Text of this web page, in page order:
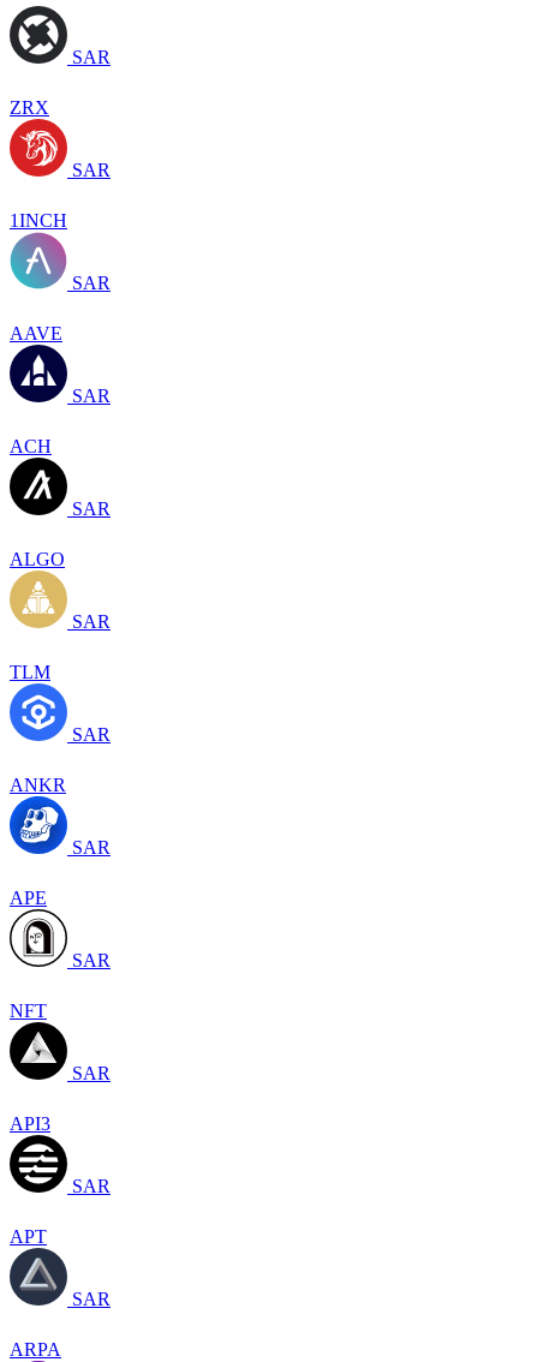
SAR
ZRX
SAR
1INCH
SAR
AAVE
SAR
ACH
SAR
ALGO
SAR
TLM
SAR
ANKR
SAR
APE
SAR
NFT
SAR
API3
SAR
APT
SAR
ARPA